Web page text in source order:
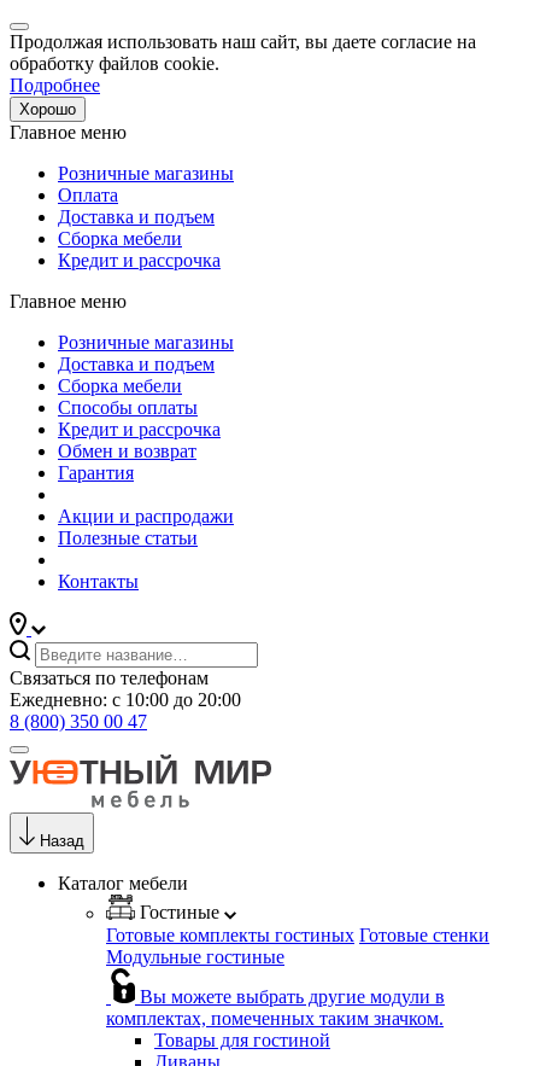
Продолжая использовать наш сайт, вы даете согласие на
обработку файлов cookie.
Подробнее
Хорошо
Главное меню
Розничные магазины
Оплата
Доставка и подъем
Сборка мебели
Кредит и рассрочка
Главное меню
Розничные магазины
Доставка и подъем
Сборка мебели
Способы оплаты
Кредит и рассрочка
Обмен и возврат
Гарантия
Акции и распродажи
Полезные статьи
Контакты
Связаться по телефонам
Ежедневно: с 10:00 до 20:00
8 (800) 350 00 47
Назад
Каталог мебели
Гостиные
Готовые комплекты гостиных Готовые стенки
Модульные гостиные
Вы можете выбрать другие модули в
комплектах, помеченных таким значком.
Товары для гостиной
Диваны